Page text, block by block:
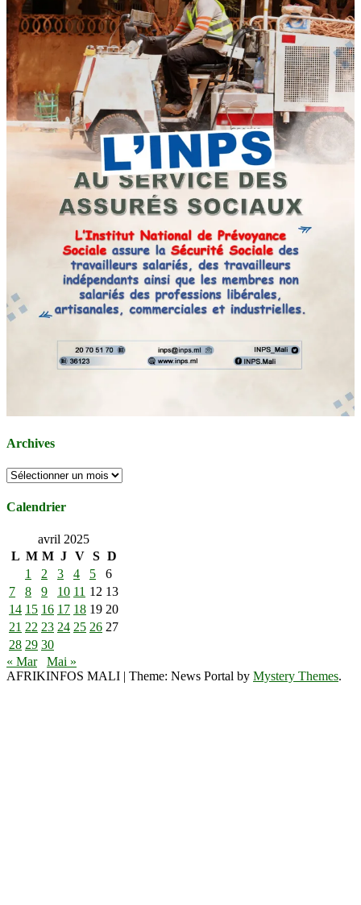
Archives
Archives
Calendrier
avril 2025
L M M J V S D
1
2 3 4 5
6
7
8 9 10 11 12 13
14 15 16 17 18 19 20
21 22 23 24 25 26 27
28 29 30
« Mar
Mai »
AFRIKINFOS MALI | Theme: News Portal by Mystery Themes.